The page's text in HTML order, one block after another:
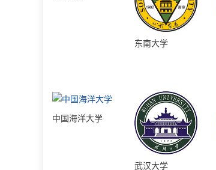
东南大学
中国海洋大学
武汉大学